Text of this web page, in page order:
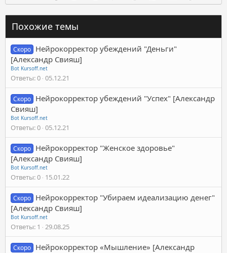
Похожие темы
Скоро Нейрокорректор убеждений "Деньги"
[Александр Свияш]
Bot Kursoff.net
Ответы 0 05.12.21
Скоро Нейрокорректор убеждений "Успех" [Александр
Свияш]
Bot Kursoff.net
Ответы 0 05.12.21
Скоро Нейрокорректор "Женское здоровье"
[Александр Свияш]
Bot Kursoff.net
Ответы 0 15.01.22
Скоро Нейрокорректор "Убираем идеализацию денег"
[Александр Свияш]
Bot Kursoff.net
Ответы 1 29.08.25
Скоро Нейрокорректор «Мышление» [Александр